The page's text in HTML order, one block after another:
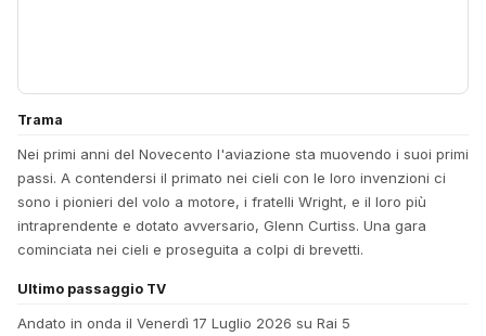
Trama
Nei primi anni del Novecento l'aviazione sta muovendo i suoi primi
passi. A contendersi il primato nei cieli con le loro invenzioni ci
sono i pionieri del volo a motore, i fratelli Wright, e il loro più
intraprendente e dotato avversario, Glenn Curtiss. Una gara
cominciata nei cieli e proseguita a colpi di brevetti.
Ultimo passaggio TV
Andato in onda il Venerdì 17 Luglio 2026 su Rai 5